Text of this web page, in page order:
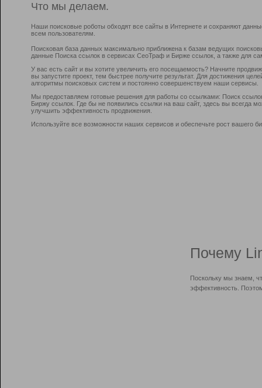
Что мы делаем.
Наши поисковые роботы обходят все сайты в Интернете и сохраняют
всем пользователям.
Поисковая база данных максимально приближена к базам ведущих
данные Поиска ссылок в сервисах СеоТраф и Бирже ссылок, а также для
У вас есть сайт и вы хотите увеличить его посещаемость? Начните
вы запустите проект, тем быстрее получите результат. Для достижения
алгоритмы поисковых систем и постоянно совершенствуем наши сервисы.
Мы предоставляем готовые решения для работы со ссылками: Поиск
Биржу ссылок. Где бы не появились ссылки на ваш сайт, здесь вы всегда
улучшить эффективность продвижения.
Используйте все возможности наших сервисов и обеспечьте рост вашего
Почему
Поскольку мы знаем,
эффективность.